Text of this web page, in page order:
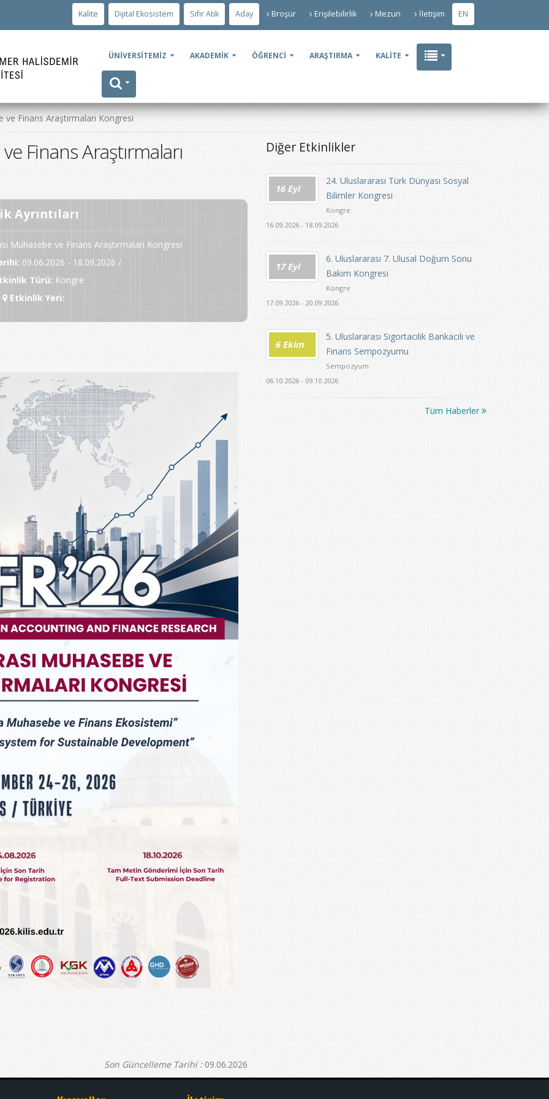
Kalite Dijital Ekosistem Sıfır Atık Aday Broşür Erişilebilirlik Mezun İletişim EN
ÜNİVERSİTEMİZ AKADEMİK ÖĞRENCİ ARAŞTIRMA KALİTE
ve Finans Araştırmaları Kongresi
Finans Araştırmaları
Ayrıntıları
Muhasebe ve Finans Araştırmaları Kongresi
: 09.06.2026 - 18.09.2026 /
Türü: Kongre
Etkinlik Yeri:
Son Güncelleme Tarihi :09.06.2026
Diğer Etkinlikler
16 Eyl
24. Uluslararası Türk Dünyası Sosyal
Bilimler Kongresi
Kongre
16.09.2026 - 18.09.2026
17 Eyl
6. Uluslararası 7. Ulusal Doğum Sonu
Bakım Kongresi
Kongre
17.09.2026 - 20.09.2026
6 Ekim
5. Uluslararası Sigortacılık Bankacılı ve
Finans Sempozyumu
Sempozyum
06.10.2026 - 09.10.2026
Tüm Haberler